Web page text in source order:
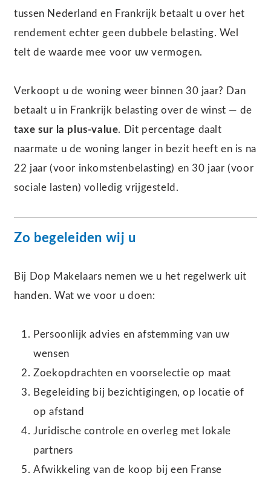
tussen Nederland en Frankrijk betaalt u over het
rendement echter geen dubbele belasting. Wel
telt de waarde mee voor uw vermogen.
Verkoopt u de woning weer binnen 30 jaar? Dan
betaalt u in Frankrijk belasting over de winst — de
taxe sur la plus-value. Dit percentage daalt
naarmate u de woning langer in bezit heeft en is na
22 jaar (voor inkomstenbelasting) en 30 jaar (voor
sociale lasten) volledig vrijgesteld.
Zo begeleiden wij u
Bij Dop Makelaars nemen we u het regelwerk uit
handen. Wat we voor u doen:
Persoonlijk advies en afstemming van uw
wensen
Zoekopdrachten en voorselectie op maat
Begeleiding bij bezichtigingen, op locatie of
op afstand
Juridische controle en overleg met lokale
partners
Afwikkeling van de koop bij een Franse